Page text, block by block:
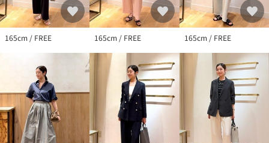
165cm / FREE 165cm / FREE 165cm / FREE